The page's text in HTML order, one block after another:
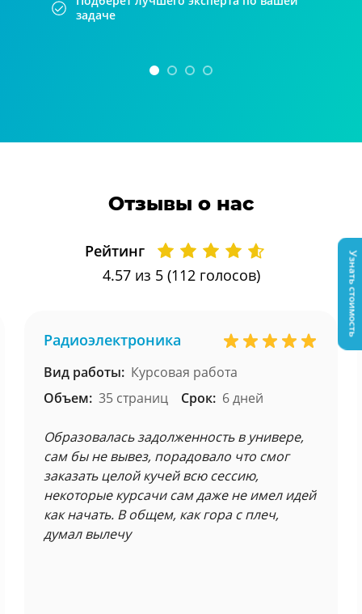
задаче
Отзывы о нас
Рейтинг
4.57из 5 (112 голосов)
Радиоэлектроника
Вид работы: Курсовая работа
Объем: 35 страниц Срок: 6 дней
Образовалась задолженность в универе,
сам бы не вывез, порадовало что смог
заказать целой кучей всю сессию,
некоторые курсачи сам даже не имел идей
как начать. В общем, как гора с плеч,
думал вылечу
Узнать стоимость